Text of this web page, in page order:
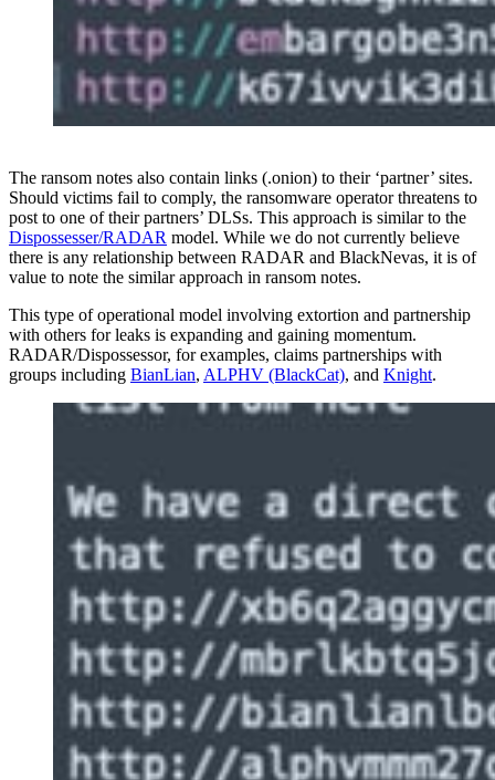
The ransom notes also contain links (.onion) to their ‘partner’ sites.
Should victims fail to comply, the ransomware operator threatens to
post to one of their partners’ DLSs. This approach is similar to the
Dispossesser/RADAR model. While we do not currently believe
there is any relationship between RADAR and BlackNevas, it is of
value to note the similar approach in ransom notes.
This type of operational model involving extortion and partnership
with others for leaks is expanding and gaining momentum.
RADAR/Dispossessor, for examples, claims partnerships with
groups including BianLian, ALPHV (BlackCat), and Knight.